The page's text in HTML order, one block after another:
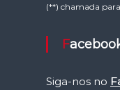
(**) chamada
Siga-nos no